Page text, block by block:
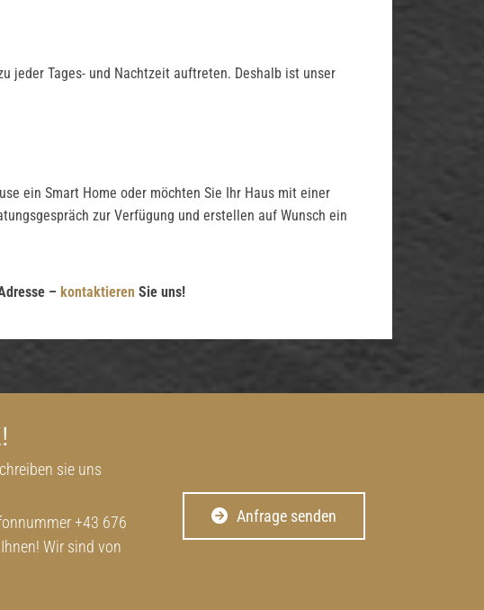
jeder Tages- und Nachtzeit auftreten. Deshalb ist unser
ein Smart Home oder möchten Sie Ihr Haus mit einer
zur Verfügung und erstellen auf Wunsch ein
– kontaktieren Sie uns!
sie uns
+43 676
Wir sind von
Anfrage senden